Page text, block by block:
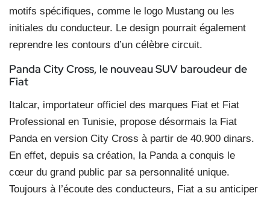
motifs spécifiques, comme le logo Mustang ou les
initiales du conducteur. Le design pourrait également
reprendre les contours d’un célèbre circuit.
Panda City Cross, le nouveau SUV baroudeur de
Fiat
Italcar, importateur officiel des marques Fiat et Fiat
Professional en Tunisie, propose désormais la Fiat
Panda en version City Cross à partir de 40.900 dinars.
En effet, depuis sa création, la Panda a conquis le
cœur du grand public par sa personnalité unique.
Toujours à l’écoute des conducteurs, Fiat a su anticiper